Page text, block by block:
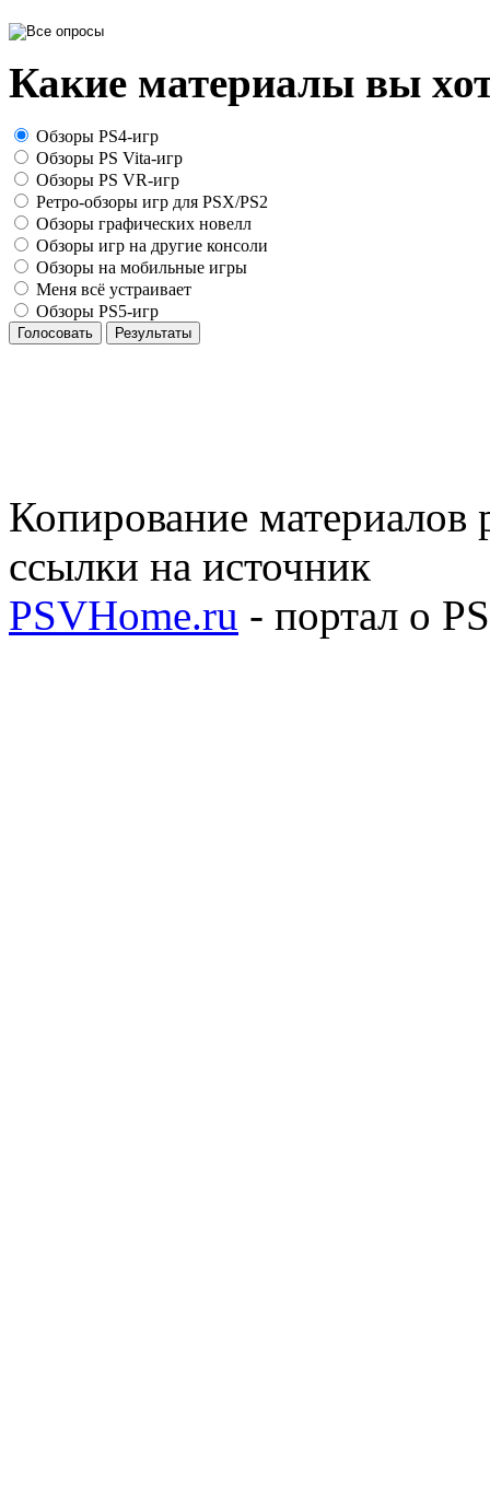
Какие материалы вы
Обзоры PS4-игр
Обзоры PS Vita-игр
Обзоры PS VR-игр
Ретро-обзоры игр для PSX/PS2
Обзоры графических новелл
Обзоры игр на другие консоли
Обзоры на мобильные игры
Меня всё устраивает
Обзоры PS5-игр
Голосовать Результаты
Копирование материалов
ссылки на источник
PSVHome.ru - портал о